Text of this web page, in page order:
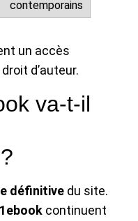
contemporains
un accès
d’auteur.
va-t-il
définitive du site.
continuent